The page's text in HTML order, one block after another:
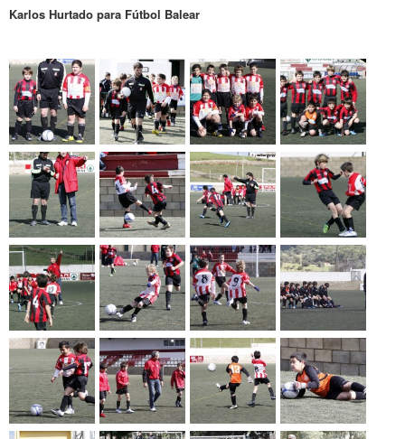
Karlos Hurtado para Fútbol Balear